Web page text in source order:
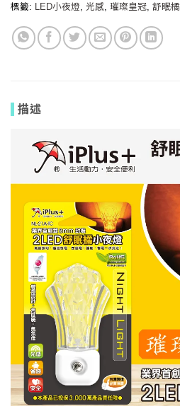
標籤: LED小夜燈 光感 璀璨皇冠 舒眠橘
描述